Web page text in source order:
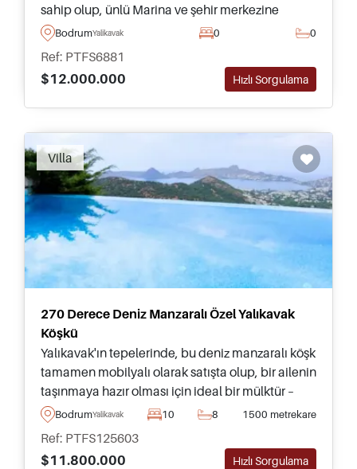
sahip olup, ünlü Marina ve şehir merkezine
sadece 2 km mesafededir – on villa inşa etmek
BodrumYalikavak 0 0
Ref: PTFS6881
$12.000.000
Hızlı Sorgulama
Villa
270 Derece Deniz Manzaralı Özel Yalıkavak
Köşkü
Yalıkavak'ın tepelerinde, bu deniz manzaralı köşk
tamamen mobilyalı olarak satışta olup, bir ailenin
taşınmaya hazır olması için ideal bir mülktür –
Bodrum Yarımadasında mutlaka görülmesi
dakika uzaklıktadır.
BodrumYalikavak 10 8 1500 metrekare
Ref: PTFS125603
$11.800.000
Hızlı Sorgulama